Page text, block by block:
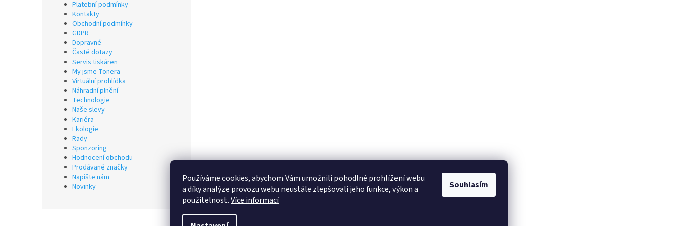
Používáme cookies, abychom Vám umožnili pohodlné prohlížení webu
a díky analýze provozu webu neustále zlepšovali jeho funkce, výkon a
použitelnost.Více informací
Souhlasím
Platební podmínky
Kontakty
Obchodní podmínky
GDPR
Dopravné
Časté dotazy
Servis tiskáren
My jsme Tonera
Virtuální prohlídka
Náhradní plnění
Technologie
Naše slevy
Kariéra
Ekologie
Rady
Sponzoring
Hodnocení obchodu
Prodávané značky
Napište nám
Novinky